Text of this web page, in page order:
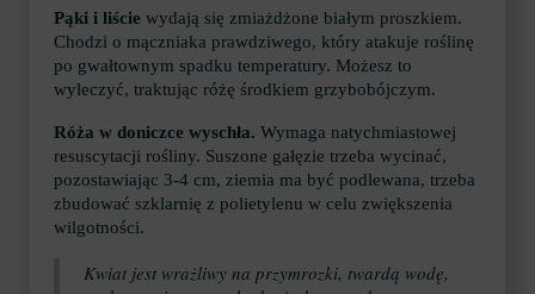
Pąki i liście wydają się zmiażdżone białym proszkiem.
Chodzi o mączniaka prawdziwego, który atakuje roślinę
po gwałtownym spadku temperatury. Możesz to
wyleczyć, traktując różę środkiem grzybobójczym.
Róża w doniczce wyschła. Wymaga natychmiastowej
resuscytacji rośliny. Suszone gałęzie trzeba wycinać,
pozostawiając 3-4 cm, ziemia ma być podlewana, trzeba
zbudować szklarnię z polietylenu w celu zwiększenia
wilgotności.
Kwiat jest wrażliwy na przymrozki, twardą wodę,